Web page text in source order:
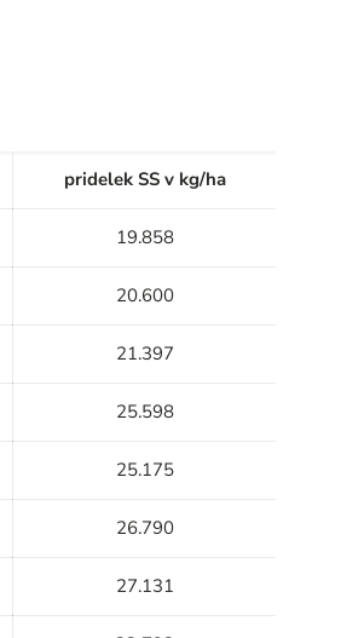
pridelek SS v kg/ha
19.858
20.600
21.397
25.598
25.175
26.790
27.131